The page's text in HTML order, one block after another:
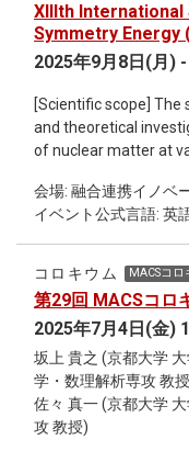
are gauge, as in
whenever building
internal QRF is
QRF transformations.
novel perspective in
applications in high-energy
introducing QRFs in
give rise to quantum
decompose the total
invariant subsystems,
dependence of
properties. We will
Hamiltonian
"problem of time" can
temporal QRFs. In
will first consider
XIIIth International
Symmetry Energy
2025年9月8日(月)
[Scientific scope] The
and theoretical
of nuclear matter at
reactions and heavy-
observations of
An important role of
nuclear physics and
common research
会場: 融合連携イノベ
イベント公式言語: 英
コロキウム MACSコロ
第29回 MACSコロ
2025年7月4日(金)
坂上 貴之 (京都大学
学・数理解析専攻 教
佐々 真一 (京都大学
攻 教授)